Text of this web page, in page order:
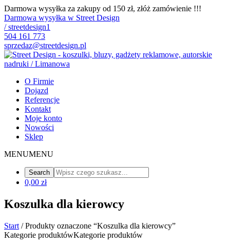
Darmowa wysyłka za zakupy od 150 zł, złóż zamówienie !!!
Darmowa wysyłka w Street Design
/ streetdesign1
504 161 773
sprzedaz@streetdesign.pl
O Firmie
Dojazd
Referencje
Kontakt
Moje konto
Nowości
Sklep
MENUMENU
0,00 zł
Koszulka dla kierowcy
Start / Produkty oznaczone “Koszulka dla kierowcy”
Kategorie produktówKategorie produktów